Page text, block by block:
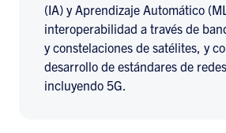
(IA) y Aprendizaje Automático
interoperabilidad a través de
y constelaciones de satélites, y
desarrollo de estándares de
incluyendo 5G.